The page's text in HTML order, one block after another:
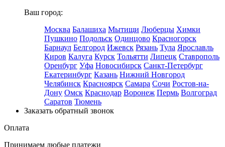
Ваш город:
Москва Балашиха Мытищи Люберцы Химки
Пушкино Подольск Одинцово Красногорск
Барнаул Белгород Ижевск Рязань Тула Ярославль
Киров Калуга Курск Тольятти Липецк Ставрополь
Оренбург Уфа Новосибирск Санкт-Петербург
Екатеринбург Казань Нижний Новгород
Челябинск Красноярск Самара Сочи Ростов-на-
Дону Омск Краснодар Воронеж Пермь Волгоград
Саратов Тюмень
Заказать обратный звонок
Оплата
Принимаем любые платежи